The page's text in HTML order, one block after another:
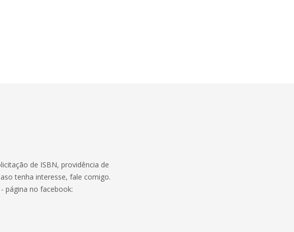
de ISBN, providência de
tenha interesse, fale comigo.
página no facebook: